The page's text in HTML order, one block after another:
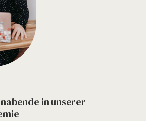
in unserer